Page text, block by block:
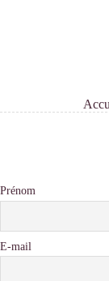
Prénom
E-mail